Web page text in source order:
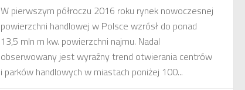
W pierwszym półroczu 2016 roku rynek nowoczesnej
powierzchni handlowej w Polsce wzrósł do ponad
13,5 mln m kw. powierzchni najmu. Nadal
obserwowany jest wyraźny trend otwierania centrów
i parków handlowych w miastach poniżej 100...